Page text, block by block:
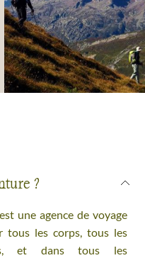
?
une agence de voyage
tous les corps, tous les
et dans tous les